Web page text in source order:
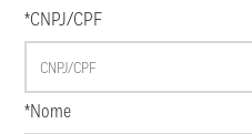
*CNPJ/CPF
*Nome